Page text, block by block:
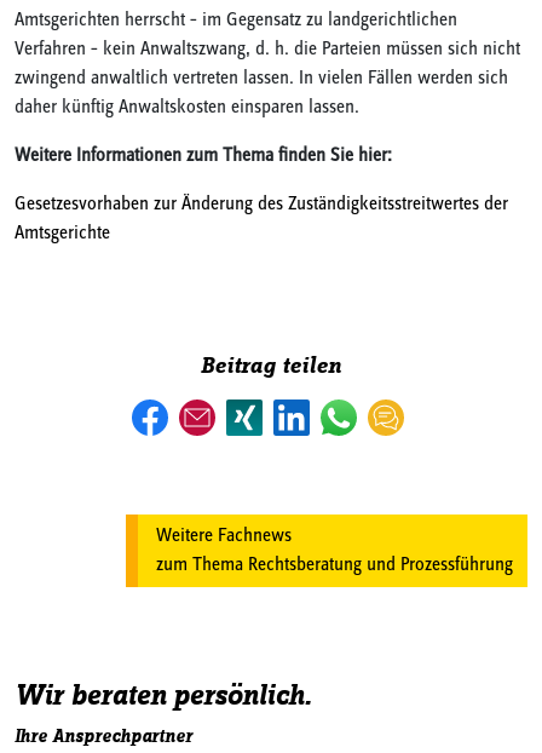
Amtsgerichten herrscht – im Gegensatz zu landgerichtlichen
Verfahren – kein Anwaltszwang, d. h. die Parteien müssen sich nicht
zwingend anwaltlich vertreten lassen. In vielen Fällen werden sich
daher künftig Anwaltskosten einsparen lassen.
Weitere Informationen zum Thema finden Sie hier:
Gesetzesvorhaben zur Änderung des Zuständigkeitsstreitwertes der
Amtsgerichte
Beitrag teilen
Weitere Fachnews
zum Thema Rechtsberatung und Prozessführung
Wir beraten persönlich.
Ihre Ansprechpartner